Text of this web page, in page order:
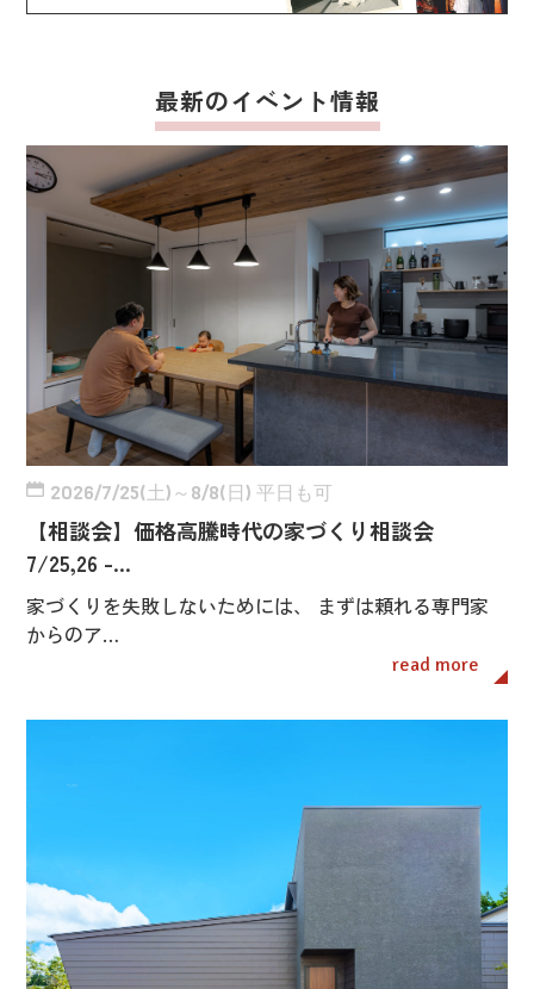
最新のイベント情報
2026/7/25(土)～8/8(日) 平日も可
【相談会】価格高騰時代の家づくり相談会
7/25,26 -…
家づくりを失敗しないためには、 まずは頼れる専門家
からのア…
read more